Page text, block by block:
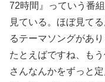
72時間』っていう番
見ている。ほぼ見て
るテーマソングがあ
たとえばですね、も
さんなんかをずっと